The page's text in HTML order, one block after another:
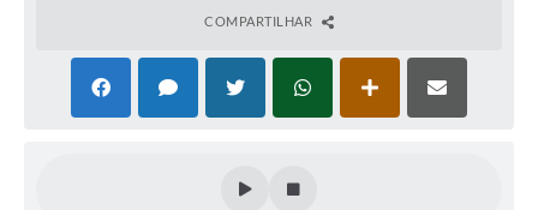
COMPARTILHAR